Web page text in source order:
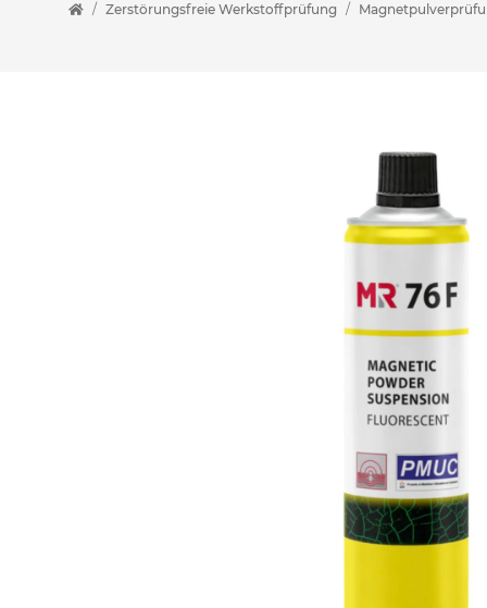
Zerstörungsfreie Werkstoffprüfung